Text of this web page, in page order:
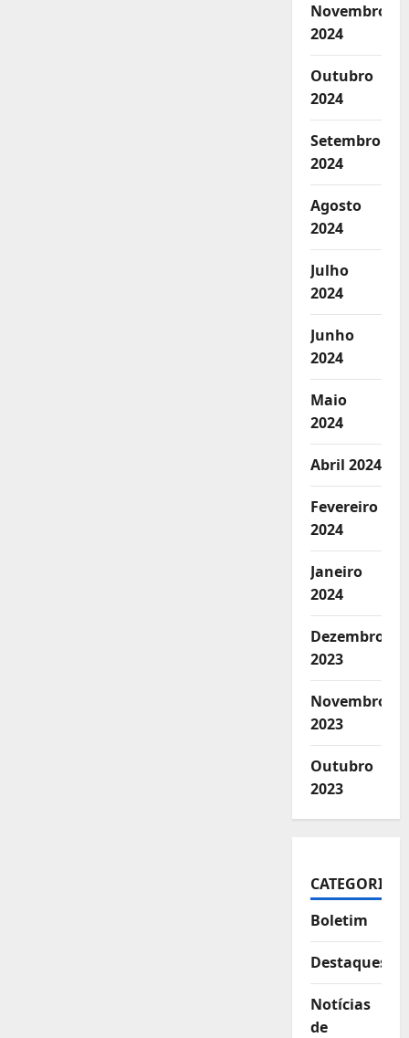
Novembro
2024
Outubro
2024
Setembro
2024
Agosto
2024
Julho
2024
Junho
2024
Maio
2024
Abril 2024
Fevereiro
2024
Janeiro
2024
Dezembro
2023
Novembro
2023
Outubro
2023
CATEGORIAS
Boletim
Destaques
Notícias
de